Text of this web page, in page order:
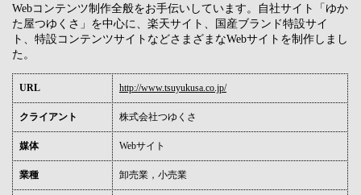
Webコンテンツ制作全般をお手伝いしています。自社サイト「ゆか
た屋つゆくさ」を中心に、楽天サイト、国産ブランド特設サイ
ト、特設コンテンツサイトなどさまざまなWebサイトを制作しまし
た。
URL http://www.tsuyukusa.co.jp/
クライアント 株式会社つゆくさ
媒体 Webサイト
業種 卸売業，小売業